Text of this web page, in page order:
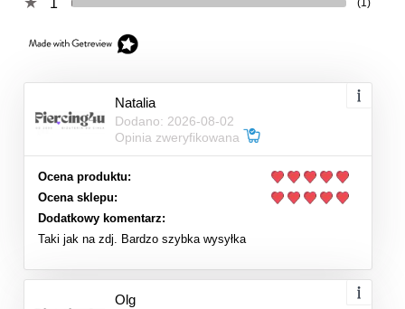
Natalia
Dodano: 2026-08-02
Opinia zweryfikowana
Ocena produktu:
Ocena sklepu:
Dodatkowy komentarz:
Taki jak na zdj. Bardzo szybka wysyłka
Olg